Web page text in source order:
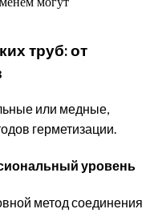
труб: от
или медные,
герметизации.
уровень
метод соединения